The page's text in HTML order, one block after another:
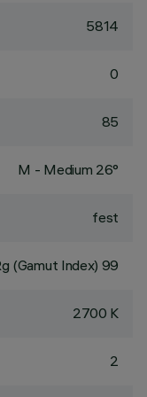
5814
0
85
M - Medium 26°
fest
(Gamut Index) 99
2700 K
2